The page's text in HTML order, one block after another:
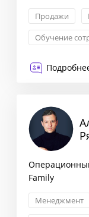
Продажи
Обучение
Family
Менеджмент